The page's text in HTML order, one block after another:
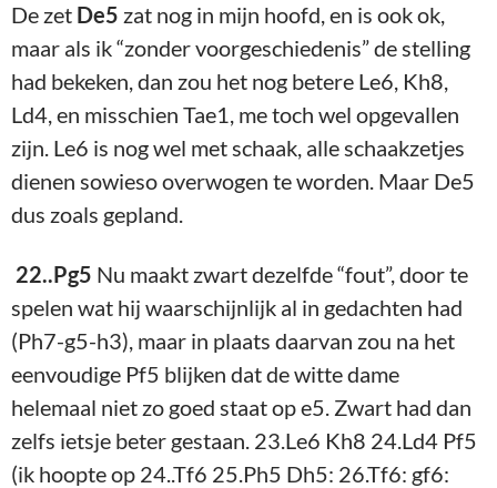
De zet De5 zat nog in mijn hoofd, en is ook ok,
maar als ik “zonder voorgeschiedenis” de stelling
had bekeken, dan zou het nog betere Le6, Kh8,
Ld4, en misschien Tae1, me toch wel opgevallen
zijn. Le6 is nog wel met schaak, alle schaakzetjes
dienen sowieso overwogen te worden. Maar De5
dus zoals gepland.
22..Pg5 Nu maakt zwart dezelfde “fout”, door te
spelen wat hij waarschijnlijk al in gedachten had
(Ph7-g5-h3), maar in plaats daarvan zou na het
eenvoudige Pf5 blijken dat de witte dame
helemaal niet zo goed staat op e5. Zwart had dan
zelfs ietsje beter gestaan. 23.Le6 Kh8 24.Ld4 Pf5
(ik hoopte op 24..Tf6 25.Ph5 Dh5: 26.Tf6: gf6: